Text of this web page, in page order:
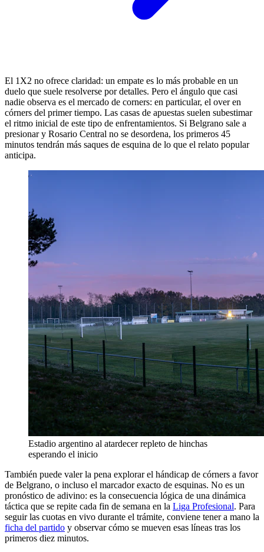
El 1X2 no ofrece claridad: un empate es lo más probable en un
duelo que suele resolverse por detalles. Pero el ángulo que casi
nadie observa es el mercado de corners: en particular, el over en
córners del primer tiempo. Las casas de apuestas suelen subestimar
el ritmo inicial de este tipo de enfrentamientos. Si Belgrano sale a
presionar y Rosario Central no se desordena, los primeros 45
minutos tendrán más saques de esquina de lo que el relato popular
anticipa.
Estadio argentino al atardecer repleto de hinchas
esperando el inicio
También puede valer la pena explorar el hándicap de córners a favor
de Belgrano, o incluso el marcador exacto de esquinas. No es un
pronóstico de adivino: es la consecuencia lógica de una dinámica
táctica que se repite cada fin de semana en la Liga Profesional. Para
seguir las cuotas en vivo durante el trámite, conviene tener a mano la
ficha del partido y observar cómo se mueven esas líneas tras los
primeros diez minutos.